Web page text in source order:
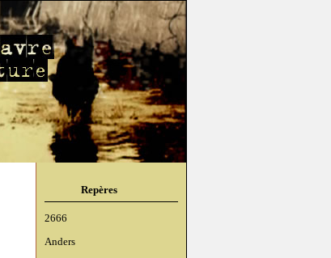
Repères
2666
Anders